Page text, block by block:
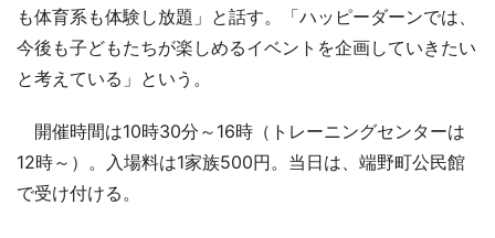
も体育系も体験し放題」と話す。「ハッピーダーンでは、
今後も子どもたちが楽しめるイベントを企画していきたい
と考えている」という。
開催時間は10時30分～16時（トレーニングセンターは
12時～）。入場料は1家族500円。当日は、端野町公民館
で受け付ける。